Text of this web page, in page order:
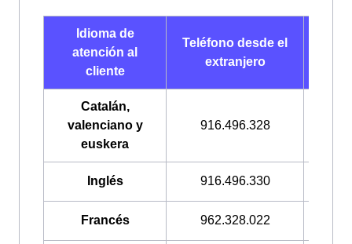
Idioma de
atención al
cliente
Teléfono desde el
extranjero
Catalán,
valenciano y
euskera
916.496.328
Inglés 916.496.330
Francés 962.328.022